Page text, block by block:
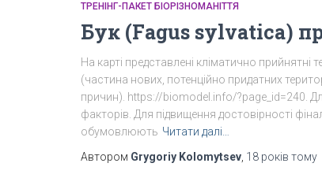
ТРЕНІНГ-ПАКЕТ БІОРІЗНОМАНІТТЯ
Бук (Fagus sylvatica)
На карті представлені кліматично
(частина нових, потенційно придатних
причин). https://biomodel.info/?page_id=240.
факторів. Для підвищення достовірності
обумовлюють Читати далі…
Автором Grygoriy Kolomytsev 18 років тому